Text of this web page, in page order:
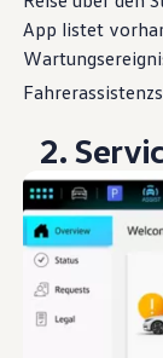
App listet
2.